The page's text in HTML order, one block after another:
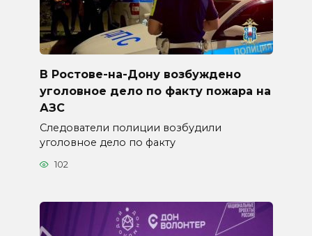
В Ростове-на-Дону возбуждено
уголовное дело по факту пожара на
АЗС
Следователи полиции возбудили
уголовное дело по факту
102